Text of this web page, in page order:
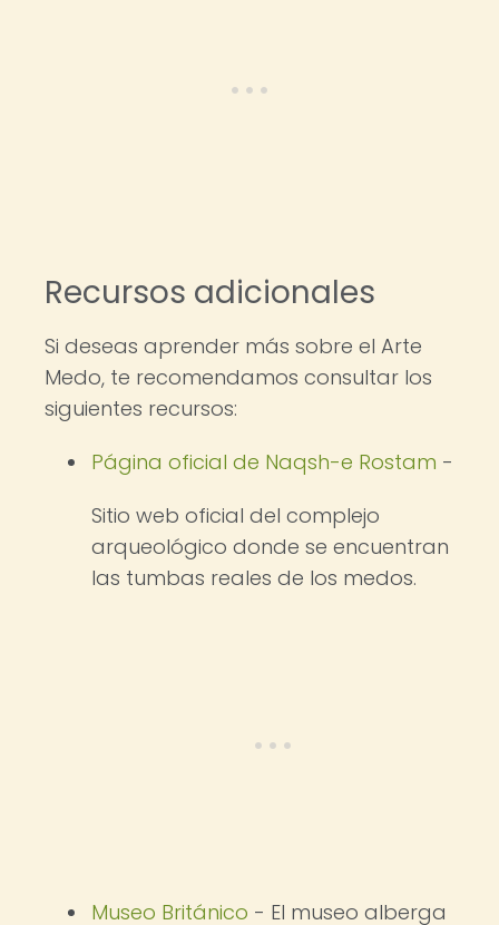
Recursos adicionales
Si deseas aprender más sobre el Arte
Medo, te recomendamos consultar los
siguientes recursos:
Página oficial de Naqsh-e Rostam -
Sitio web oficial del complejo
arqueológico donde se encuentran
las tumbas reales de los medos.
Museo Británico - El museo alberga